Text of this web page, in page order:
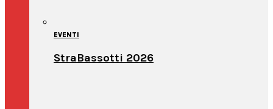
EVENTI
StraBassotti 2026